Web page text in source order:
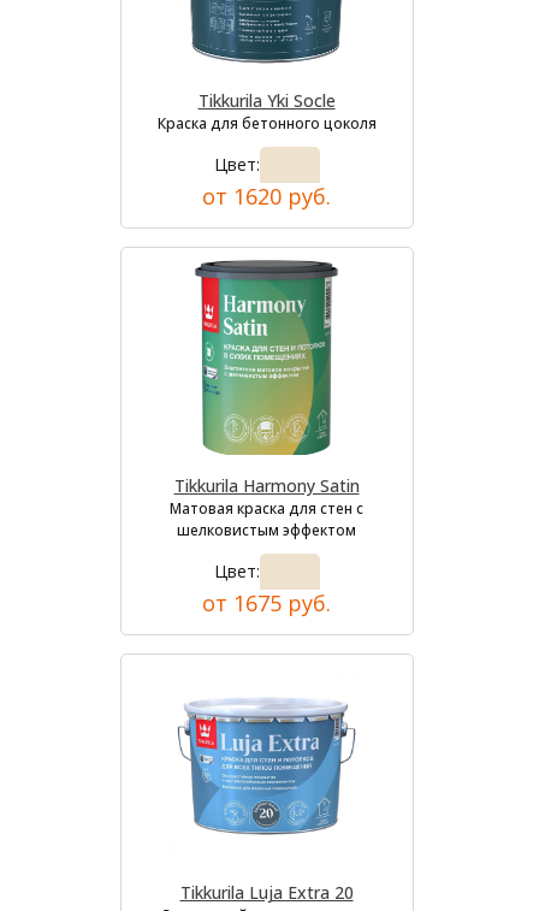
Tikkurila Yki Socle
Краска для бетонного цоколя
Цвет:
от 1620 руб.
Tikkurila Harmony Satin
Матовая краска для стен с
шелковистым эффектом
Цвет:
от 1675 руб.
Tikkurila Luja Extra 20